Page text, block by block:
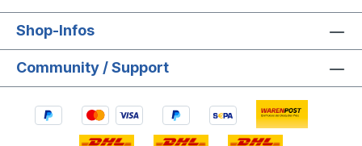
Shop-Infos
Community / Support